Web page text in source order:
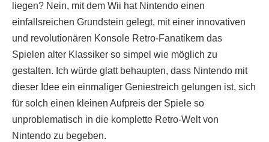
liegen? Nein, mit dem Wii hat Nintendo einen
einfallsreichen Grundstein gelegt, mit einer innovativen
und revolutionären Konsole Retro-Fanatikern das
Spielen alter Klassiker so simpel wie möglich zu
gestalten. Ich würde glatt behaupten, dass Nintendo mit
dieser Idee ein einmaliger Geniestreich gelungen ist, sich
für solch einen kleinen Aufpreis der Spiele so
unproblematisch in die komplette Retro-Welt von
Nintendo zu begeben.